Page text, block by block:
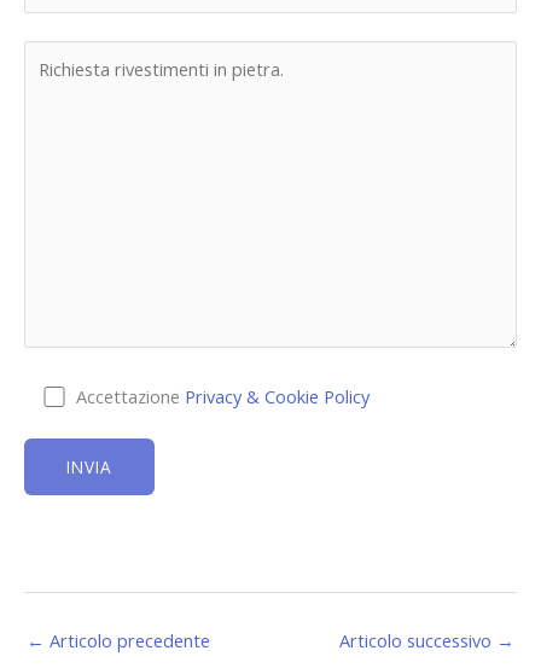
Accettazione Privacy & Cookie Policy
← Articolo precedente Articolo successivo →